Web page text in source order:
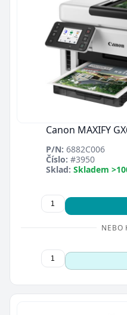
Canon MAXIFY
P/N: 6882C006
Číslo: #3950
Sklad: Skladem
NEBO